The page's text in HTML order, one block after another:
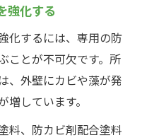
強化する
化するには、専用の防
ことが不可欠です。所
、外壁にカビや藻が発
しています。
料、防カビ剤配合塗料